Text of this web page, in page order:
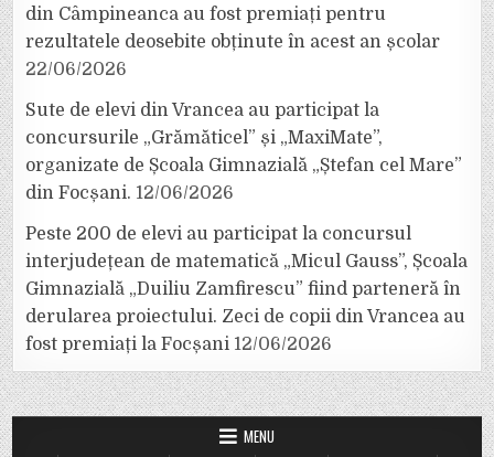
din Câmpineanca au fost premiați pentru
rezultatele deosebite obținute în acest an școlar
22/06/2026
Sute de elevi din Vrancea au participat la
concursurile „Grămăticel” și „MaxiMate”,
organizate de Școala Gimnazială „Ștefan cel Mare”
din Focșani. 12/06/2026
Peste 200 de elevi au participat la concursul
interjudețean de matematică „Micul Gauss”, Școala
Gimnazială „Duiliu Zamfirescu” fiind parteneră în
derularea proiectului. Zeci de copii din Vrancea au
fost premiați la Focșani 12/06/2026
MENU